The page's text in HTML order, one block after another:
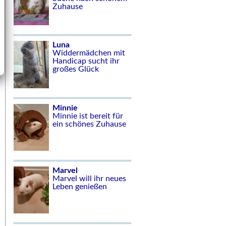
Zuhause
Luna
Widdermädchen mit
Handicap sucht ihr
großes Glück
Minnie
Minnie ist bereit für
ein schönes Zuhause
Marvel
Marvel will ihr neues
Leben genießen